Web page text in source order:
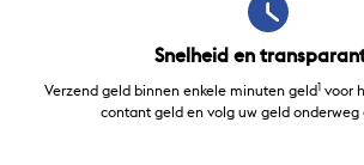
Snelheid en
Verzend geld binnen enkele minuten geld1voor
contant geld en volg uw geld onderweg